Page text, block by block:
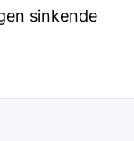
sinkende